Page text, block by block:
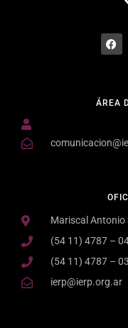
Mariscal Antonio
(54 11) 4787 –
(54 11) 4787 –
ierp@ierp.org.ar
ÁREA